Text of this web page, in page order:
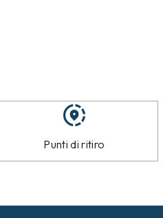
Punti di ritiro